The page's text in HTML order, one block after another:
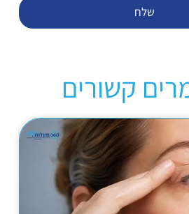
שלח
קשורים